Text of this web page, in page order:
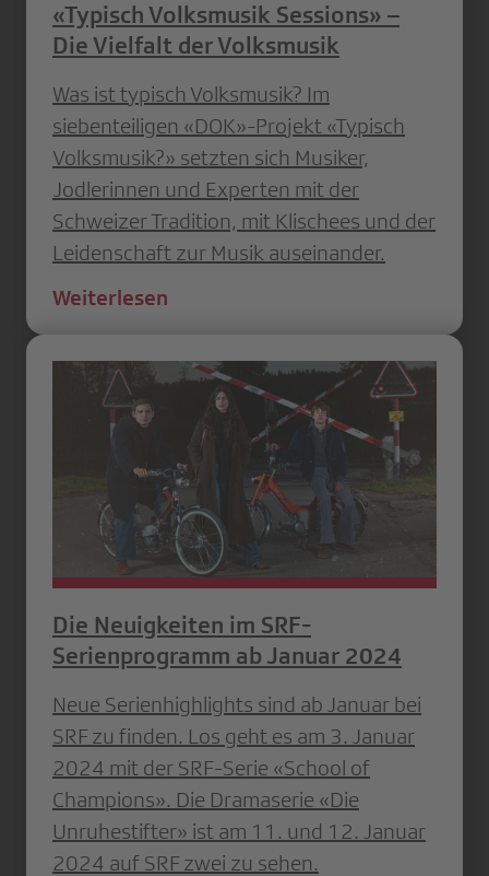
«Typisch Volksmusik Sessions» –
Die Vielfalt der Volksmusik
Was ist typisch Volksmusik? Im
siebenteiligen «DOK»-Projekt «Typisch
Volksmusik?» setzten sich Musiker,
Jodlerinnen und Experten mit der
Schweizer Tradition, mit Klischees und der
Leidenschaft zur Musik auseinander.
Weiterlesen
Die Neuigkeiten im SRF-
Serienprogramm ab Januar 2024
Neue Serienhighlights sind ab Januar bei
SRF zu finden. Los geht es am 3. Januar
2024 mit der SRF-Serie «School of
Champions». Die Dramaserie «Die
Unruhestifter» ist am 11. und 12. Januar
2024 auf SRF zwei zu sehen.